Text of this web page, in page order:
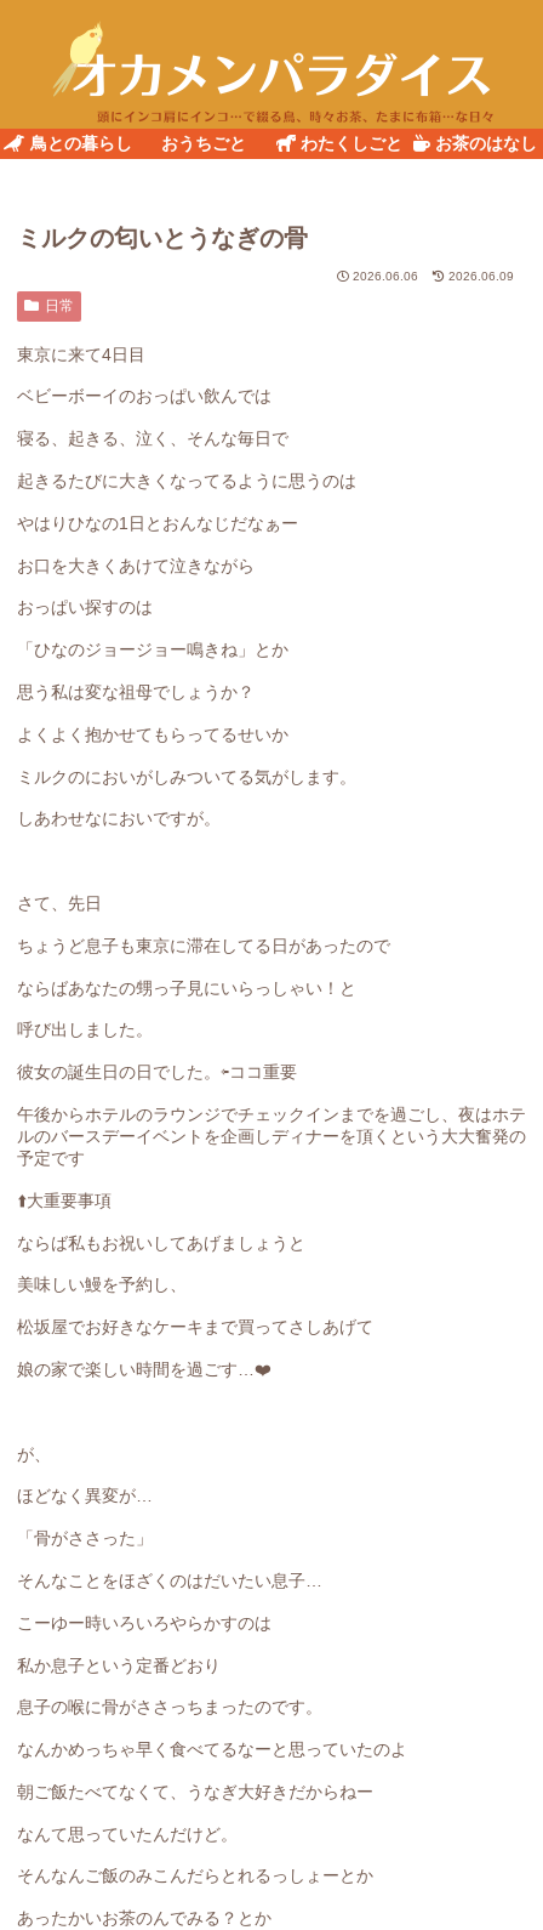
鳥との暮らし おうちごと わたくしごと お茶のはなし
ミルクの匂いとうなぎの骨
2026.06.06 2026.06.09
日常
東京に来て4日目
ベビーボーイのおっぱい飲んでは
寝る、起きる、泣く、そんな毎日で
起きるたびに大きくなってるように思うのは
やはりひなの1日とおんなじだなぁー
お口を大きくあけて泣きながら
おっぱい探すのは
「ひなのジョージョー鳴きね」とか
思う私は変な祖母でしょうか？
よくよく抱かせてもらってるせいか
ミルクのにおいがしみついてる気がします。
しあわせなにおいですが。
さて、先日
ちょうど息子も東京に滞在してる日があったので
ならばあなたの甥っ子見にいらっしゃい！と
呼び出しました。
彼女の誕生日の日でした。⇦ココ重要
午後からホテルのラウンジでチェックインまでを過ごし、夜はホテ
ルのバースデーイベントを企画しディナーを頂くという大大奮発の
予定です
⬆️大重要事項
ならば私もお祝いしてあげましょうと
美味しい鰻を予約し、
松坂屋でお好きなケーキまで買ってさしあげて
娘の家で楽しい時間を過ごす…❤️
が、
ほどなく異変が…
「骨がささった」
そんなことをほざくのはだいたい息子…
こーゆー時いろいろやらかすのは
私か息子という定番どおり
息子の喉に骨がささっちまったのです。
なんかめっちゃ早く食べてるなーと思っていたのよ
朝ご飯たべてなくて、うなぎ大好きだからねー
なんて思っていたんだけど。
そんなんご飯のみこんだらとれるっしょーとか
あったかいお茶のんでみる？とか